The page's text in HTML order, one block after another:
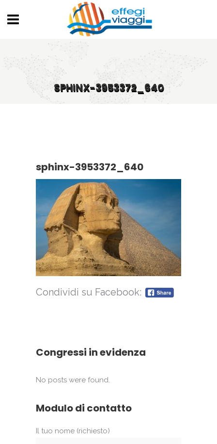
SPHINX-3953372_640
sphinx-3953372_640
Condividi su Facebook:
Congressi in evidenza
No posts were found.
Modulo di contatto
Il tuo nome (richiesto)